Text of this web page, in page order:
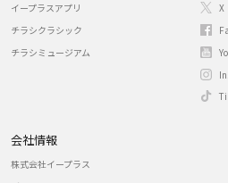
イープラスアプリ
チラシクラシック
チラシミュージアム
X
会社情報
株式会社イープラス